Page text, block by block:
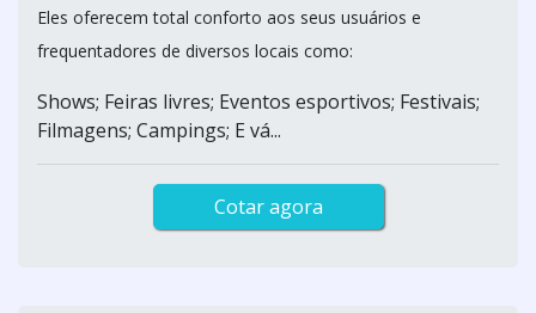
Eles oferecem total conforto aos seus usuários e
frequentadores de diversos locais como:
Shows; Feiras livres; Eventos esportivos; Festivais;
Filmagens; Campings; E vá...
Cotar agora